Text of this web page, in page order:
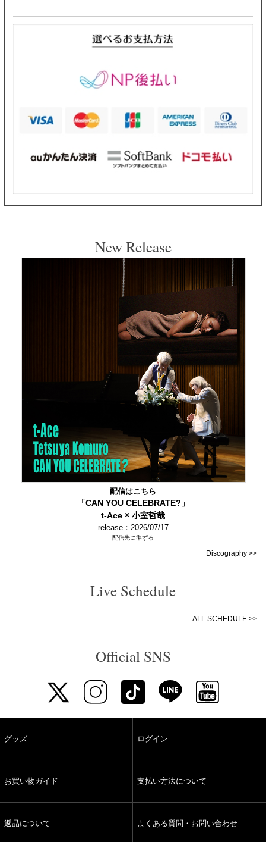
New Release
配信はこちら
「CAN YOU CELEBRATE?」
t-Ace × 小室哲哉
release：2026/07/17
配信先に準ずる
Discography >>
Live Schedule
ALL SCHEDULE >>
Official SNS
グッズ ログイン
お買い物ガイド 支払い方法について
返品について よくある質問・お問い合わせ